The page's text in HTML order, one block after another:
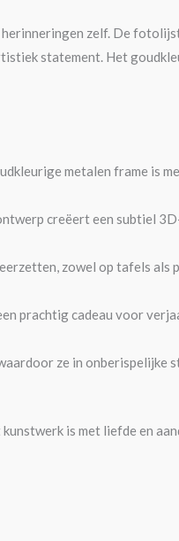
herinneringen zelf. De
statement. Het
metalen frame is
creëert een subtiel
zowel op tafels als
prachtig cadeau voor
ze in onberispelijke
is met liefde en